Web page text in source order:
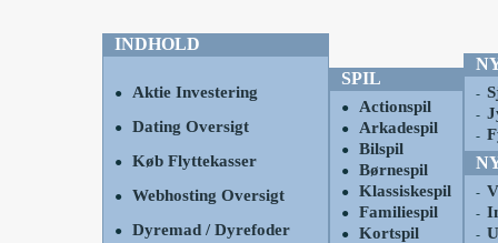
INDHOLD
● Aktie Investering
● Dating Oversigt
● Køb Flyttekasser
● Webhosting Oversigt
● Dyremad / Dyrefoder
SPIL
● Actionspil
● Arkadespil
● Bilspil
● Børnespil
● Klassiskespil
● Familiespil
● Kortspil
-
-
-
-
-
-